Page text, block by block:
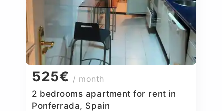
525€ / month
2 bedrooms apartment for rent in
Ponferrada, Spain